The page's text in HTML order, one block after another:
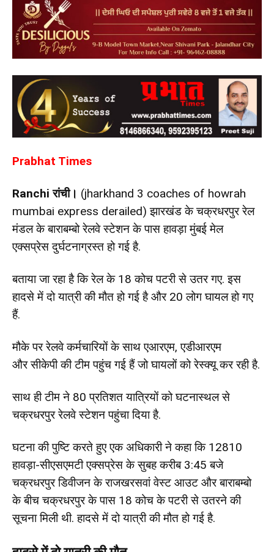
Prabhat Times
Ranchiरांची। (jharkhand 3 coaches of howrah
mumbai express derailed) झारखंड के चक्रधरपुर रेल
मंडल के बाराबम्बो रेलवे स्टेशन के पास हावड़ा मुंबई मेल
एक्सप्रेस दुर्घटनाग्रस्त हो गई है.
बताया जा रहा है कि रेल के 18 कोच पटरी से उतर गए. इस
हादसे में दो यात्री की मौत हो गई है और 20 लोग घायल हो गए
हैं.
मौके पर रेलवे कर्मचारियों के साथ एआरएम, एडीआरएम
और सीकेपी की टीम पहुंच गई हैं जो घायलों को रेस्क्यू कर रही है.
साथ ही टीम ने 80 प्रतिशत यात्रियों को घटनास्थल से
चक्रधरपुर रेलवे स्टेशन पहुंचा दिया है.
घटना की पुष्टि करते हुए एक अधिकारी ने कहा कि 12810
हावड़ा-सीएसएमटी एक्सप्रेस के सुबह करीब 3:45 बजे
चक्रधरपुर डिवीजन के राजखरसवां वेस्ट आउट और बाराबम्बो
के बीच चक्रधरपुर के पास 18 कोच के पटरी से उतरने की
सूचना मिली थी. हादसे में दो यात्री की मौत हो गई है.